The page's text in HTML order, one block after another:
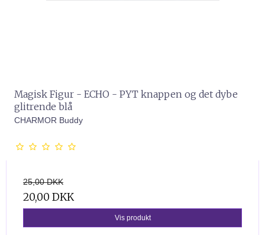
Magisk Figur - ECHO - PYT knappen og det dybe
glitrende blå
CHARMOR Buddy
25,00 DKK
20,00 DKK
Vis produkt